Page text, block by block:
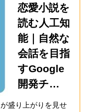
恋愛小説を
読む人工知
能｜自然な
会話を目指
すGoogle
開発チ…
盛り上がりを見せ